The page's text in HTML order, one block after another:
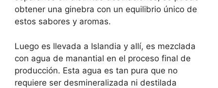
obtener una ginebra con un equilibrio único de
estos sabores y aromas.
Luego es llevada a Islandia y allí, es mezclada
con agua de manantial en el proceso final de
producción. Esta agua es tan pura que no
requiere ser desmineralizada ni destilada